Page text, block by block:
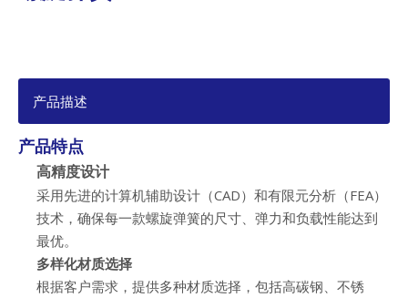
产品描述
产品特点
高精度设计
采用先进的计算机辅助设计（CAD）和有限元分析（FEA）
技术，确保每一款螺旋弹簧的尺寸、弹力和负载性能达到
最优。
多样化材质选择
根据客户需求，提供多种材质选择，包括高碳钢、不锈